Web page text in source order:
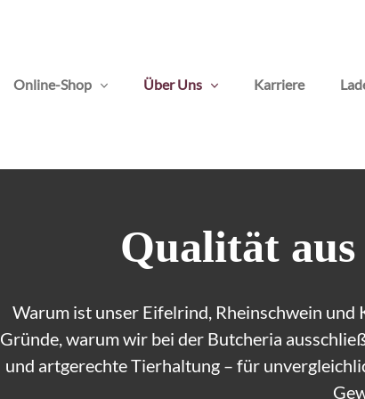
Online-Shop Über Uns Karriere
Qualität
Warum ist unser Eifelrind, Rheinschwein und
Gründe, warum wir bei der Butcheria
und artgerechte Tierhaltung – für